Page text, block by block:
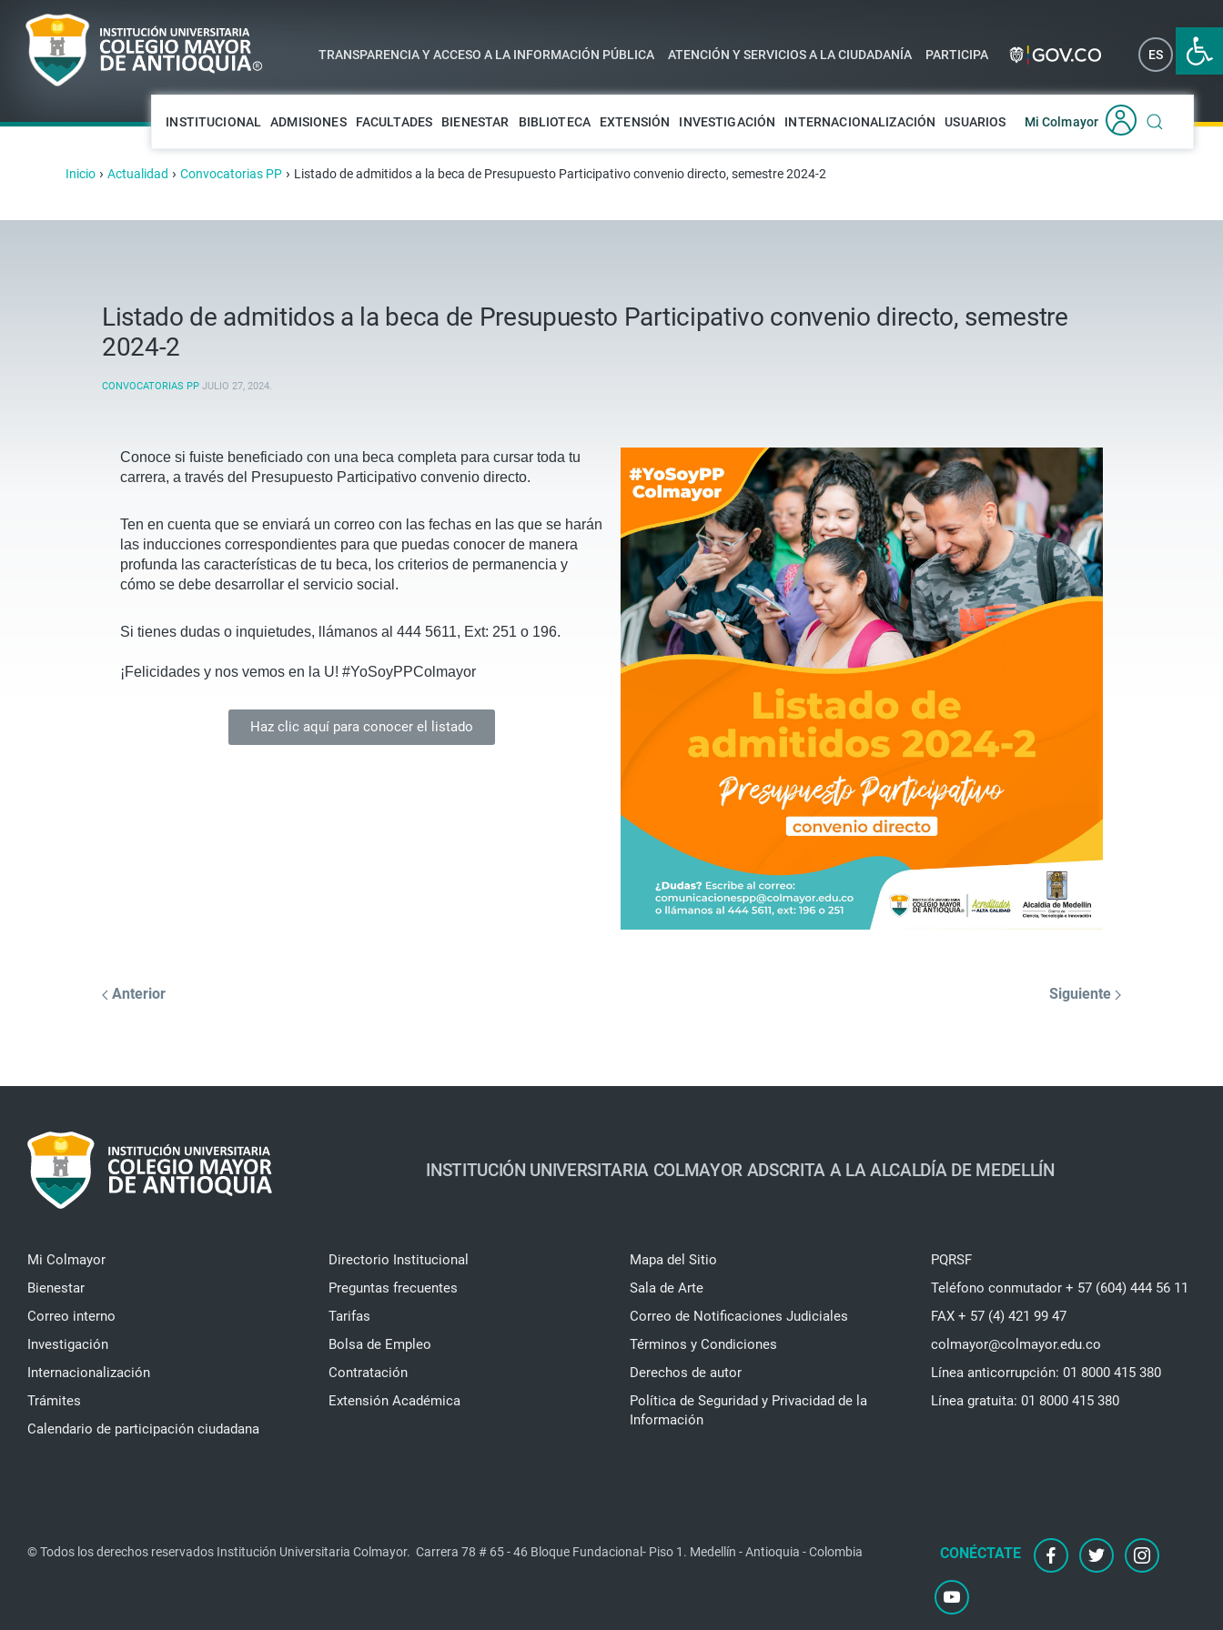
Abrir
TRANSPARENCIA Y ACCESO A LA INFORMACIÓN PÚBLICA ATENCIÓN Y SERVICIOS A LA CIUDADANÍA PARTICIPA ES EN
INSTITUCIONAL ADMISIONES FACULTADES BIENESTAR BIBLIOTECA EXTENSIÓN INVESTIGACIÓN INTERNACIONALIZACIÓN USUARIOS Mi Colmayor
Inicio › Actualidad › Convocatorias PP › Listado de admitidos a la beca de Presupuesto Participativo convenio directo, semestre 2024-2
Listado de admitidos a la beca de Presupuesto Participativo convenio directo, semestre
2024-2
CONVOCATORIAS PP JULIO 27, 2024.
Conoce si fuiste beneficiado con una beca completa para cursar toda tu
carrera, a través del Presupuesto Participativo convenio directo.
Ten en cuenta que se enviará un correo con las fechas en las que se harán
las inducciones correspondientes para que puedas conocer de manera
profunda las características de tu beca, los criterios de permanencia y
cómo se debe desarrollar el servicio social.
Si tienes dudas o inquietudes, llámanos al 444 5611, Ext: 251 o 196.
¡Felicidades y nos vemos en la U! #YoSoyPPColmayor
Haz clic aquí para conocer el listado
Anterior Siguiente
INSTITUCIÓN UNIVERSITARIA COLMAYOR ADSCRITA A LA ALCALDÍA DE MEDELLÍN
Mi Colmayor
Bienestar
Correo interno
Investigación
Internacionalización
Trámites
Calendario de participación ciudadana
Directorio Institucional
Preguntas frecuentes
Tarifas
Bolsa de Empleo
Contratación
Extensión Académica
Mapa del Sitio
Sala de Arte
Correo de Notificaciones Judiciales
Términos y Condiciones
Derechos de autor
Política de Seguridad y Privacidad de la
Información
PQRSF
Teléfono conmutador + 57 (604) 444 56 11
FAX + 57 (4) 421 99 47
colmayor@colmayor.edu.co
Línea anticorrupción: 01 8000 415 380
Línea gratuita: 01 8000 415 380
© Todos los derechos reservados Institución Universitaria Colmayor. Carrera 78 # 65 - 46 Bloque Fundacional- Piso 1. Medellín - Antioquia - Colombia